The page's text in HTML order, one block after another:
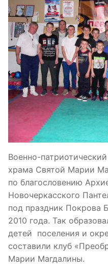
Военно-
храма Святой Марии
по благословению
Новочеркасского
под праздник Покрова
2010 года. Так
детей поселения и
составили клуб
Марии Магдалины.